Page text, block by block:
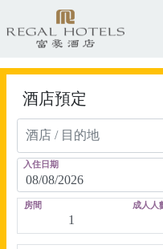
酒店預定
入住日期
房間 成人人